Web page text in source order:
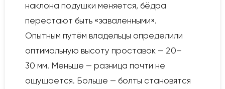
наклона подушки меняется, бёдра
перестают быть «заваленными».
Опытным путём владельцы определили
оптимальную высоту проставок — 20–
30 мм. Меньше — разница почти не
ощущается. Больше — болты становятся